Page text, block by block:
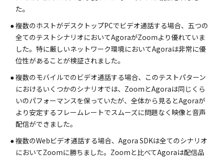
た。
複数のホストがデスクトップPCでビデオ通話する場合、五つの
全てのテストシナリオにおいてAgoraがZoomより優れていま
した。特に厳しいネットワーク環境においてAgoraは非常に優
位性があることが検証されました。
複数のモバイルでのビデオ通話する場合、このテストパターン
におけるいくつかのシナリオでは、ZoomとAgoraは同じくら
いのパフォーマンスを保っていたが、全体から見るとAgoraが
より安定するフレームレートでスムーズに問題なく映像と音声
配信ができました。
複数のWebビデオ通話する場合、Agora SDKは全てのシナリオ
においてZoomに勝ちました。Zoomと比べてAgoraは配信品